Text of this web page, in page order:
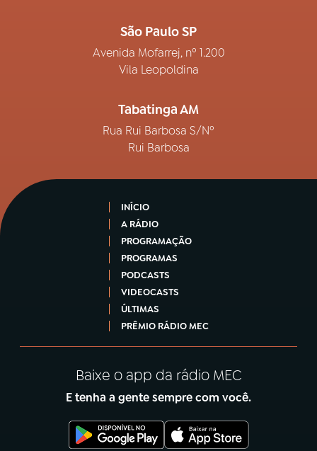
São Paulo SP
Avenida Mofarrej, nº 1.200
Vila Leopoldina
Tabatinga AM
Rua Rui Barbosa S/Nº
Rui Barbosa
INÍCIO
A RÁDIO
PROGRAMAÇÃO
PROGRAMAS
PODCASTS
VIDEOCASTS
ÚLTIMAS
PRÊMIO RÁDIO MEC
Baixe o app da rádio MEC
E tenha a gente sempre com você.